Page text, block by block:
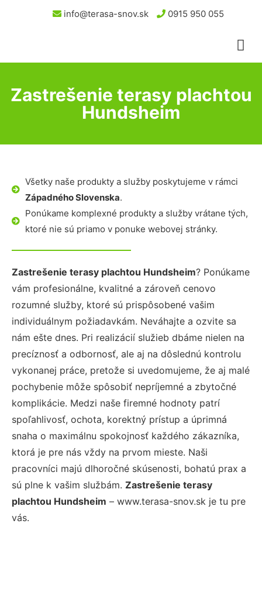
info@terasa-snov.sk 0915 950 055
Zastrešenie terasy plachtou
Hundsheim
Všetky naše produkty a služby poskytujeme v rámci
Západného Slovenska.
Ponúkame komplexné produkty a služby vrátane tých,
ktoré nie sú priamo v ponuke webovej stránky.
Zastrešenie terasy plachtou Hundsheim? Ponúkame
vám profesionálne, kvalitné a zároveň cenovo
rozumné služby, ktoré sú prispôsobené vašim
individuálnym požiadavkám. Neváhajte a ozvite sa
nám ešte dnes. Pri realizácií služieb dbáme nielen na
precíznosť a odbornosť, ale aj na dôslednú kontrolu
vykonanej práce, pretože si uvedomujeme, že aj malé
pochybenie môže spôsobiť nepríjemné a zbytočné
komplikácie. Medzi naše firemné hodnoty patrí
spoľahlivosť, ochota, korektný prístup a úprimná
snaha o maximálnu spokojnosť každého zákazníka,
ktorá je pre nás vždy na prvom mieste. Naši
pracovníci majú dlhoročné skúsenosti, bohatú prax a
sú plne k vašim službám. Zastrešenie terasy
plachtou Hundsheim – www.terasa-snov.sk je tu pre
vás.